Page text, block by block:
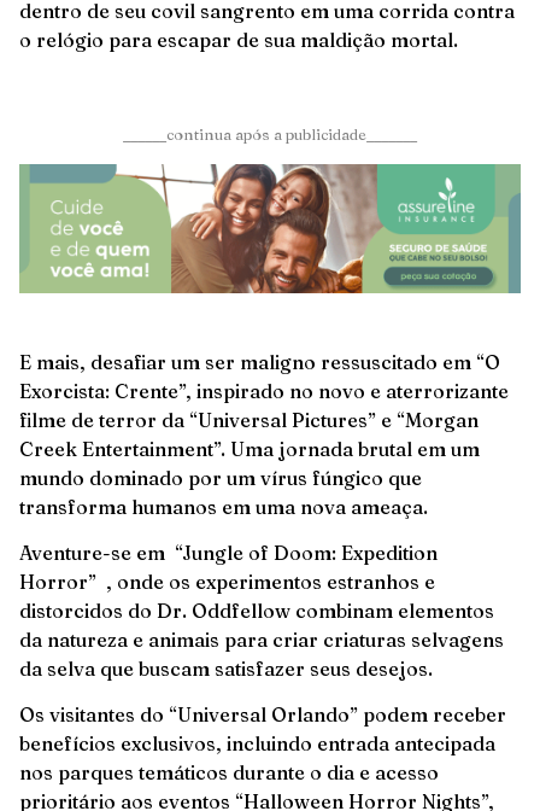
dentro de seu covil sangrento em uma corrida contra
o relógio para escapar de sua maldição mortal.
______continua após a publicidade_______
E mais, desafiar um ser maligno ressuscitado em “O
Exorcista: Crente”, inspirado no novo e aterrorizante
filme de terror da “Universal Pictures” e “Morgan
Creek Entertainment”. Uma jornada brutal em um
mundo dominado por um vírus fúngico que
transforma humanos em uma nova ameaça.
Aventure-se em “Jungle of Doom: Expedition
Horror” , onde os experimentos estranhos e
distorcidos do Dr. Oddfellow combinam elementos
da natureza e animais para criar criaturas selvagens
da selva que buscam satisfazer seus desejos.
Os visitantes do “Universal Orlando” podem receber
benefícios exclusivos, incluindo entrada antecipada
nos parques temáticos durante o dia e acesso
prioritário aos eventos “Halloween Horror Nights”,